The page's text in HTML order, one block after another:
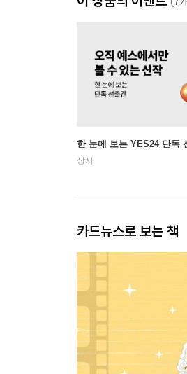
한 눈에 보는 YES24 단독
상시
카드뉴스로 보는 책